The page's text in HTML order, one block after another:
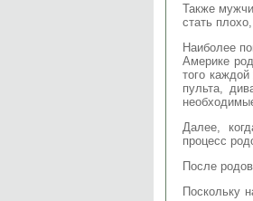
Также
стать
Наиболее
Америке
того
пульта,
Далее,
процесс
После
Поскольку